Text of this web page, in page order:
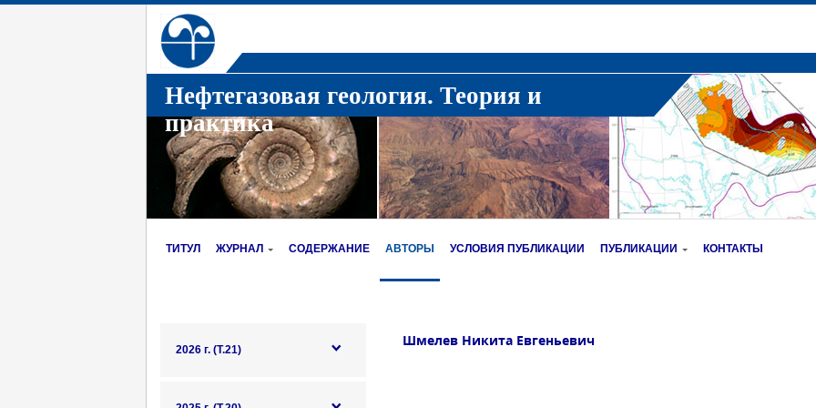
Нефтегазовая геология. Теория и
практика
ТИТУЛ ЖУРНАЛ СОДЕРЖАНИЕ АВТОРЫ УСЛОВИЯ ПУБЛИКАЦИИ ПУБЛИКАЦИИ КОНТАКТЫ
2026 г. (Т.21)
Шмелев Никита Евгеньевич